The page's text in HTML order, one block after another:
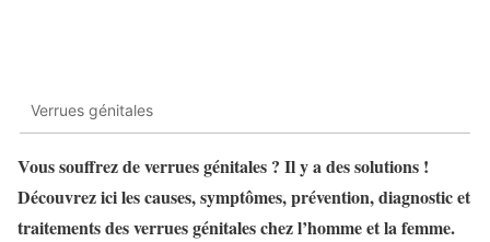
Verrues génitales
Vous souffrez de verrues génitales ? Il y a des solutions !
Découvrez ici les causes, symptômes, prévention, diagnostic et
traitements des verrues génitales chez l’homme et la femme.